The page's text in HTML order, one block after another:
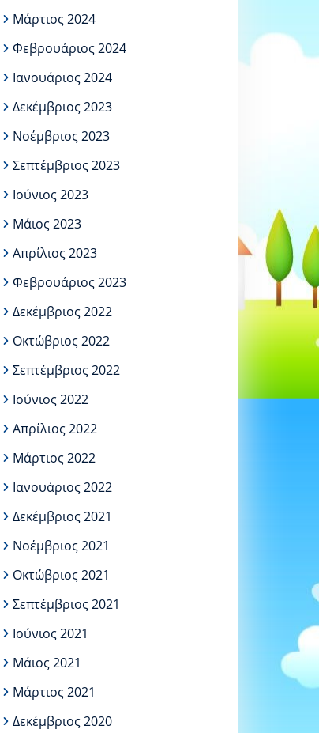
Μάρτιος 2024
Φεβρουάριος 2024
Ιανουάριος 2024
Δεκέμβριος 2023
Νοέμβριος 2023
Σεπτέμβριος 2023
Ιούνιος 2023
Μάιος 2023
Απρίλιος 2023
Φεβρουάριος 2023
Δεκέμβριος 2022
Οκτώβριος 2022
Σεπτέμβριος 2022
Ιούνιος 2022
Απρίλιος 2022
Μάρτιος 2022
Ιανουάριος 2022
Δεκέμβριος 2021
Νοέμβριος 2021
Οκτώβριος 2021
Σεπτέμβριος 2021
Ιούνιος 2021
Μάιος 2021
Μάρτιος 2021
Δεκέμβριος 2020